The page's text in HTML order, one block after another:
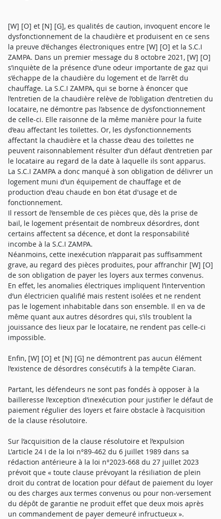
[W] [O] et [N] [G], es qualités de caution, invoquent encore le
dysfonctionnement de la chaudière et produisent en ce sens
la preuve d’échanges électroniques entre [W] [O] et la S.C.I
ZAMPA. Dans un premier message du 8 octobre 2021, [W] [O]
s’inquiète de la présence d’une odeur importante de gaz qui
s’échappe de la chaudière du logement et de l’arrêt du
chauffage. La S.C.I ZAMPA, qui se borne à énoncer que
l’entretien de la chaudière relève de l’obligation d’entretien du
locataire, ne démontre pas l’absence de dysfonctionnement
de celle-ci. Elle raisonne de la même manière pour la fuite
d’eau affectant les toilettes. Or, les dysfonctionnements
affectant la chaudière et la chasse d’eau des toilettes ne
peuvent raisonnablement résulter d’un défaut d’entretien par
le locataire au regard de la date à laquelle ils sont apparus.
La S.C.I ZAMPA a donc manqué à son obligation de délivrer un
logement muni d’un équipement de chauffage et de
production d'eau chaude en bon état d'usage et de
fonctionnement.
Il ressort de l’ensemble de ces pièces que, dès la prise de
bail, le logement présentait de nombreux désordres, dont
certains affectent sa décence, et dont la responsabilité
incombe à la S.C.I ZAMPA.
Néanmoins, cette inexécution n’apparait pas suffisamment
grave, au regard des pièces produites, pour affranchir [W] [O]
de son obligation de payer les loyers aux termes convenus.
En effet, les anomalies électriques impliquent l’intervention
d’un électricien qualifié mais restent isolées et ne rendent
pas le logement inhabitable dans son ensemble. Il en va de
même quant aux autres désordres qui, s’ils troublent la
jouissance des lieux par le locataire, ne rendent pas celle-ci
impossible.
Enfin, [W] [O] et [N] [G] ne démontrent pas aucun élément
l’existence de désordres consécutifs à la tempête Ciaran.
Partant, les défendeurs ne sont pas fondés à opposer à la
bailleresse l’exception d’inexécution pour justifier le défaut de
paiement régulier des loyers et faire obstacle à l’acquisition
de la clause résolutoire.
Sur l’acquisition de la clause résolutoire et l’expulsion
L'article 24 I de la loi n°89-462 du 6 juillet 1989 dans sa
rédaction antérieure à la loi n°2023-668 du 27 juillet 2023
prévoit que « toute clause prévoyant la résiliation de plein
droit du contrat de location pour défaut de paiement du loyer
ou des charges aux termes convenus ou pour non-versement
du dépôt de garantie ne produit effet que deux mois après
un commandement de payer demeuré infructueux ».